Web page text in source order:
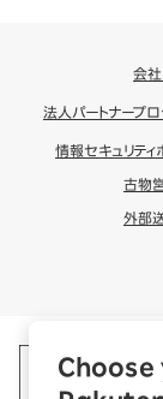
会
法人パートナープロ
情報セキュリティ
古物
外部